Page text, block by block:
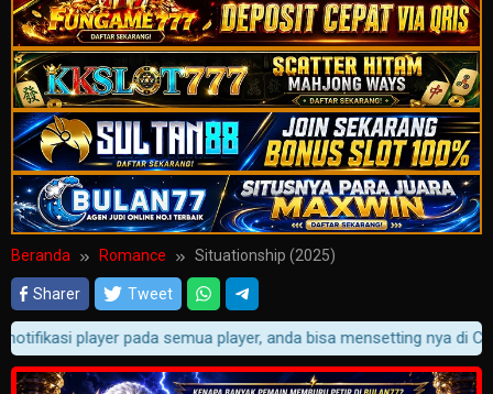
Beranda Romance Situationship (2025)
Sharer Tweet
player pada semua player, anda bisa mensetting nya di